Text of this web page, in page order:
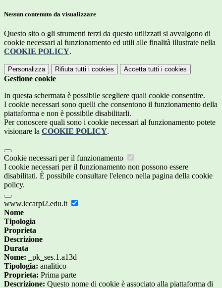
Nessun contenuto da visualizzare
Questo sito o gli strumenti terzi da questo utilizzati si avvalgono di
cookie necessari al funzionamento ed utili alle finalità illustrate nella
COOKIE POLICY.
Personalizza Rifiuta tutti i cookies Accetta tutti i cookies
Gestione cookie
In questa schermata è possibile scegliere quali cookie consentire.
I cookie necessari sono quelli che consentono il funzionamento della
piattaforma e non è possibile disabilitarli.
Per conoscere quali sono i cookie necessari al funzionamento potete
visionare la COOKIE POLICY.
Cookie necessari per il funzionamento
I cookie necessari per il funzionamento non possono essere
disabilitati. È possibile consultare l'elenco nella pagina della cookie
policy.
www.iccarpi2.edu.it
Nome
Tipologia
Proprieta
Descrizione
Durata
Nome: _pk_ses.1.a13d
Tipologia: analitico
Proprieta: Prima parte
Descrizione: Questo nome di cookie è associato alla piattaforma di